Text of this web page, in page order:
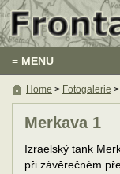
≡ MENU
Merkava 1
Izraelský tank
při závěrečném
Home > Fotogalerie >